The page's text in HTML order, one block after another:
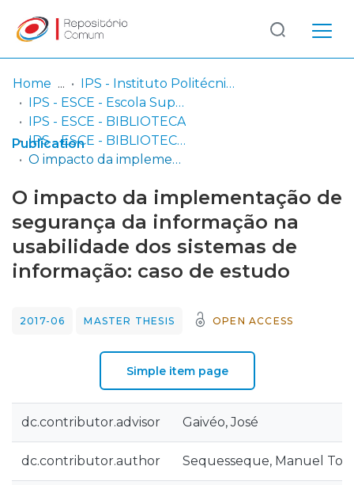
Communities
& Collections
Browse repository
Statistics
Log
In
(current)
Home
IPS - Instituto Politécnico de Setúbal
IPS - ESCE - Escola Superior de Ciências Empresariais
IPS - ESCE - BIBLIOTECA
IPS - ESCE - BIBLIOTECA - Dissertações de mestrado
O impacto da implementação de segurança da informação na usabilidade dos sistemas de informação: caso de estudo
Publication
O impacto da implementação de
segurança da informação na
usabilidade dos sistemas de
informação: caso de estudo
2017-06 MASTER THESIS OPEN ACCESS
Simple item page
dc.contributor.advisor Gaivéo, José
dc.contributor.author Sequesseque, Manuel